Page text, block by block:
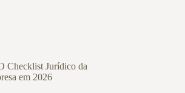
Checklist Jurídico da
em 2026